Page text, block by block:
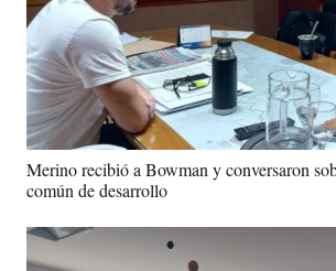
Merino recibió a Bowman y conversaron
común de desarrollo